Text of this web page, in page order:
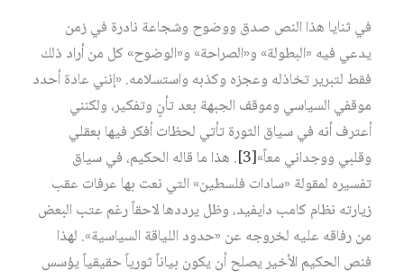
في ثنايا هذا النص صدق ووضوح وشجاعة نادرة في زمن
يدعي فيه «البطولة» و«الصراحة» و«الوضوح» كل من أراد ذلك
فقط لتبرير تخاذله وعجزه وكذبه واستسلامه. «إنني عادة أحدد
موقفي السياسي وموقف الجبهة بعد تأنٍ وتفكير، ولكنني
أعترف أنه في سياق الثورة تأتي لحظات أفكر فيها بعقلي
وقلبي ووجداني معاً»‏[3]
. هذا ما قاله الحكيم، في سياق
تفسيره لمقولة «سادات فلسطين» التي نعت بها عرفات عقب
زيارته نظام كامب دايفيد، وظل يرددها لاحقاً رغم عتب البعض
من رفاقه عليه لخروجه عن «حدود اللياقة السياسية». لهذا
فنص الحكيم الأخير يصلح أن يكون بياناً ثورياً حقيقياً يؤسس